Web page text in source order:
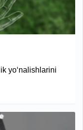
yo‘nalishlarini